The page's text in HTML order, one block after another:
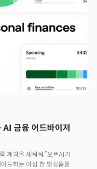
금융 어드바이저
계획을 세워줘.”오픈AI가
드하는 야심 찬 발걸음을